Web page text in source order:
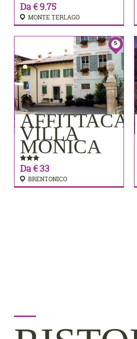
Da € 9.75
MONTE TERLAGO
5
VILLA
MONICA
Da € 33
BRENTONICO
PRENOTA